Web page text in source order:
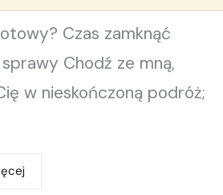
Czas zamknąć
Chodź ze mną,
w nieskończoną podróż;